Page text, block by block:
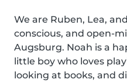
We are Ruben, Lea,
conscious, and open-
Augsburg. Noah is a
little boy who loves
looking at books, and